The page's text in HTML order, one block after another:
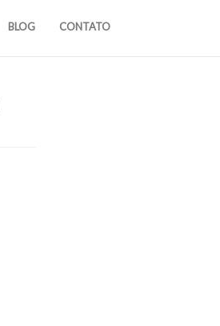
BLOG CONTATO